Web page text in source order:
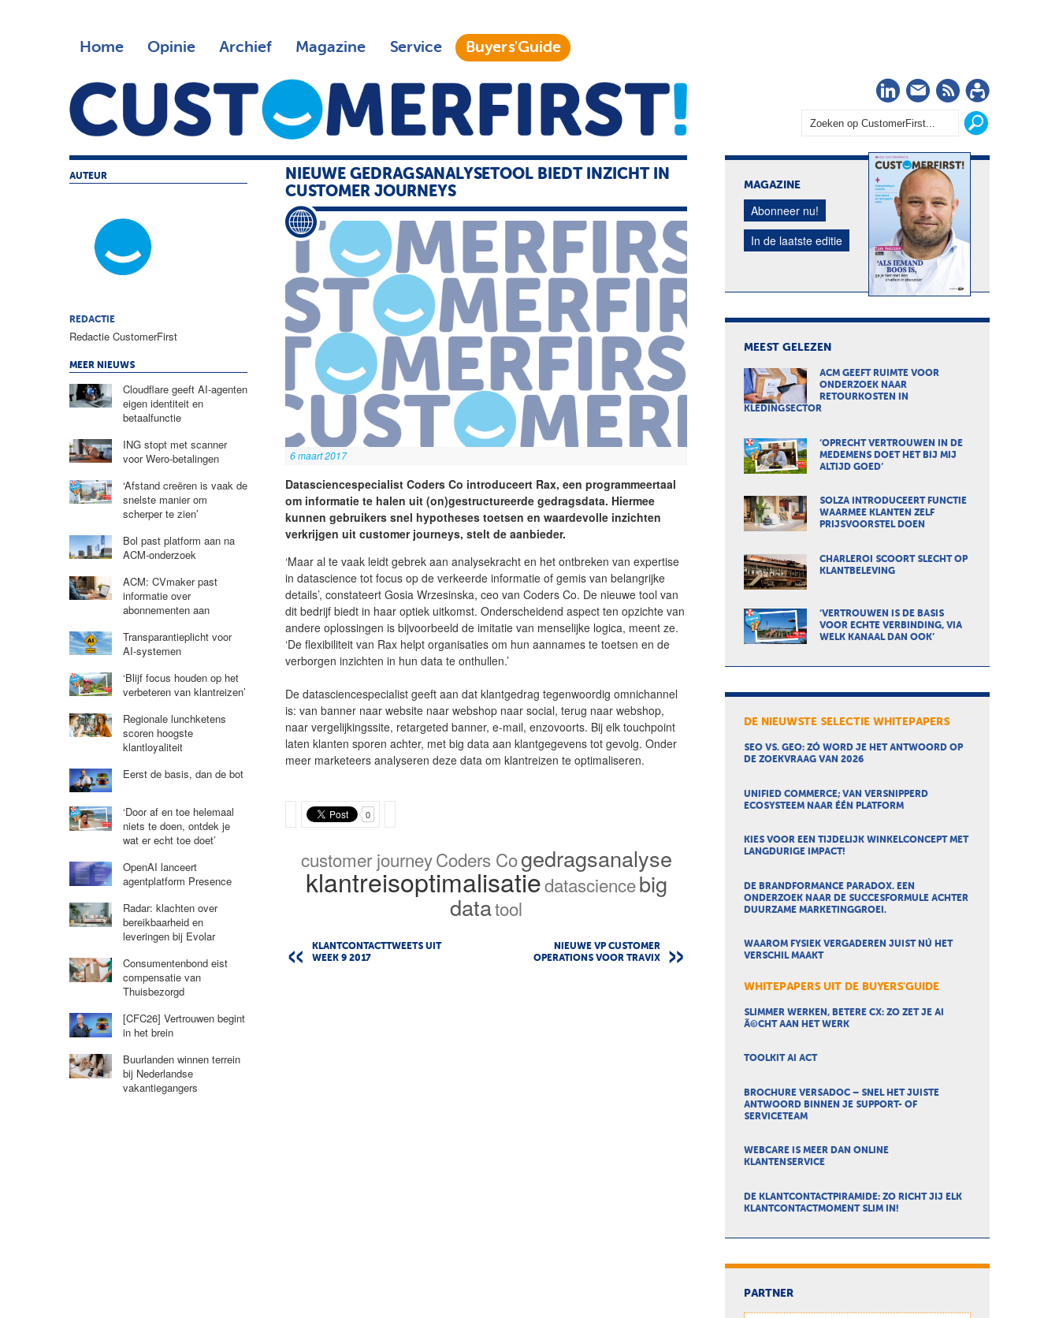
Home Opinie Archief Magazine Service Buyers'Guide
LinkedIn
Nieuwsbrief
RSS
NIEUWE GEDRAGSANALYSETOOL BIEDT INZICHT IN
CUSTOMER JOURNEYS
6 maart 2017
Datasciencespecialist Coders Co introduceert Rax, een programmeertaal
om informatie te halen uit (on)gestructureerde gedragsdata. Hiermee
kunnen gebruikers snel hypotheses toetsen en waardevolle inzichten
verkrijgen uit customer journeys, stelt de aanbieder.
‘Maar al te vaak leidt gebrek aan analysekracht en het ontbreken van expertise
in datascience tot focus op de verkeerde informatie of gemis van belangrijke
details’, constateert Gosia Wrzesinska, ceo van Coders Co. De nieuwe tool van
dit bedrijf biedt in haar optiek uitkomst. Onderscheidend aspect ten opzichte van
andere oplossingen is bijvoorbeeld de imitatie van menselijke logica, meent ze.
‘De flexibiliteit van Rax helpt organisaties om hun aannames te toetsen en de
verborgen inzichten in hun data te onthullen.’
De datasciencespecialist geeft aan dat klantgedrag tegenwoordig omnichannel
is: van banner naar website naar webshop naar social, terug naar webshop,
naar vergelijkingssite, retargeted banner, e-mail, enzovoorts. Bij elk touchpoint
laten klanten sporen achter, met big data aan klantgegevens tot gevolg. Onder
meer marketeers analyseren deze data om klantreizen te optimaliseren.
0
customer journeyCoders Cogedragsanalyse
klantreisoptimalisatiedatasciencebig
datatool
KLANTCONTACTTWEETS UIT
WEEK 9 2017
NIEUWE VP CUSTOMER
OPERATIONS VOOR TRAVIX
AUTEUR
REDACTIE
Redactie CustomerFirst
MEER NIEUWS
Cloudflare geeft AI-agenten
eigen identiteit en
betaalfunctie
ING stopt met scanner
voor Wero-betalingen
‘Afstand creëren is vaak de
snelste manier om
scherper te zien’
Bol past platform aan na
ACM-onderzoek
ACM: CVmaker past
informatie over
abonnementen aan
Transparantieplicht voor
AI-systemen
‘Blijf focus houden op het
verbeteren van klantreizen’
Regionale lunchketens
scoren hoogste
klantloyaliteit
Eerst de basis, dan de bot
‘Door af en toe helemaal
niets te doen, ontdek je
wat er echt toe doet’
OpenAI lanceert
agentplatform Presence
Radar: klachten over
bereikbaarheid en
leveringen bij Evolar
Consumentenbond eist
compensatie van
Thuisbezorgd
[CFC26] Vertrouwen begint
in het brein
Buurlanden winnen terrein
bij Nederlandse
vakantiegangers
MAGAZINE
Abonneer nu!
In de laatste editie
MEEST GELEZEN
ACM GEEFT RUIMTE VOOR
ONDERZOEK NAAR
RETOURKOSTEN IN
KLEDINGSECTOR
‘OPRECHT VERTROUWEN IN DE
MEDEMENS DOET HET BIJ MIJ
ALTIJD GOED’
SOLZA INTRODUCEERT FUNCTIE
WAARMEE KLANTEN ZELF
PRIJSVOORSTEL DOEN
CHARLEROI SCOORT SLECHT OP
KLANTBELEVING
‘VERTROUWEN IS DE BASIS
VOOR ECHTE VERBINDING, VIA
WELK KANAAL DAN OOK’
DE NIEUWSTE SELECTIE WHITEPAPERS
SEO VS. GEO: ZÓ WORD JE HET ANTWOORD OP
DE ZOEKVRAAG VAN 2026
UNIFIED COMMERCE; VAN VERSNIPPERD
ECOSYSTEEM NAAR ÉÉN PLATFORM
KIES VOOR EEN TIJDELIJK WINKELCONCEPT MET
LANGDURIGE IMPACT!
DE BRANDFORMANCE PARADOX. EEN
ONDERZOEK NAAR DE SUCCESFORMULE ACHTER
DUURZAME MARKETINGGROEI.
WAAROM FYSIEK VERGADEREN JUIST NÚ HET
VERSCHIL MAAKT
WHITEPAPERS UIT DE BUYERS'GUIDE
SLIMMER WERKEN, BETERE CX: ZO ZET JE AI
Ã©CHT AAN HET WERK
TOOLKIT AI ACT
BROCHURE VERSADOC – SNEL HET JUISTE
ANTWOORD BINNEN JE SUPPORT- OF
SERVICETEAM
WEBCARE IS MEER DAN ONLINE
KLANTENSERVICE
DE KLANTCONTACTPIRAMIDE: ZO RICHT JIJ ELK
KLANTCONTACTMOMENT SLIM IN!
PARTNER